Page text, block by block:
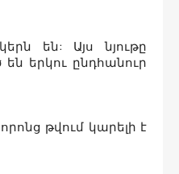
են: Այս նյութը
երկու ընդհանուր
թվում կարելի է